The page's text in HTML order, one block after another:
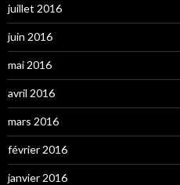
juillet 2016
juin 2016
mai 2016
avril 2016
mars 2016
février 2016
janvier 2016